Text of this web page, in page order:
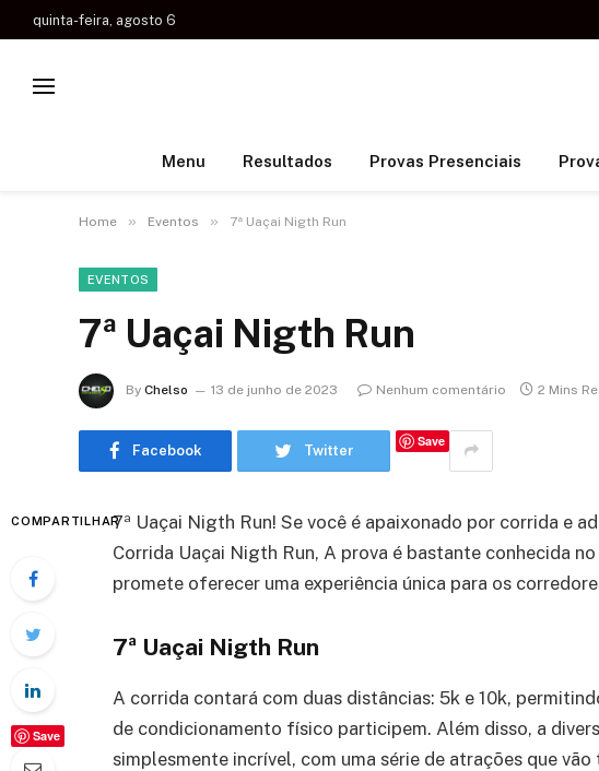
quinta-feira, agosto 6
Menu Resultados Provas Presenciais
Home » Eventos » 7ª Uaçai Nigth Run
EVENTOS
7ª Uaçai Nigth Run
By Chelso 13 de junho de 2023 Nenhum comentário 2 Mins
Facebook Twitter
Save
COMPARTILHAR
Save
7ª Uaçai Nigth Run! Se você é apaixonado por corrida e
Corrida Uaçai Nigth Run, A prova é bastante conhecida
promete oferecer uma experiência única para os
7ª Uaçai Nigth Run
A corrida contará com duas distâncias: 5k e 10k,
de condicionamento físico participem. Além disso, a
simplesmente incrível, com uma série de atrações que